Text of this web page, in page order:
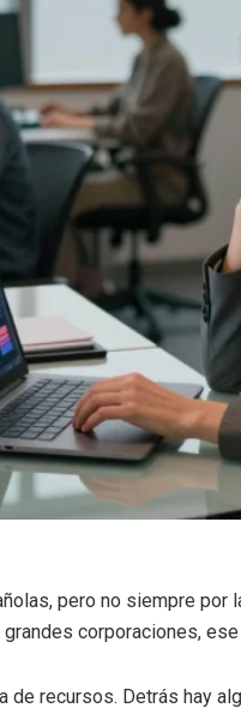
pero no siempre
corporaciones,
recursos. Detrás hay